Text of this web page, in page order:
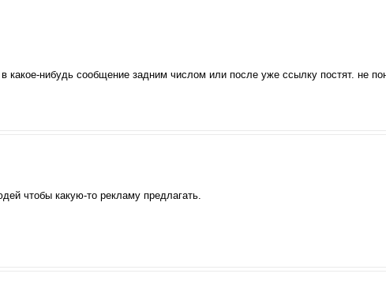
какое-нибудь сообщение задним числом или после уже ссылку постят. не
чтобы какую-то рекламу предлагать.